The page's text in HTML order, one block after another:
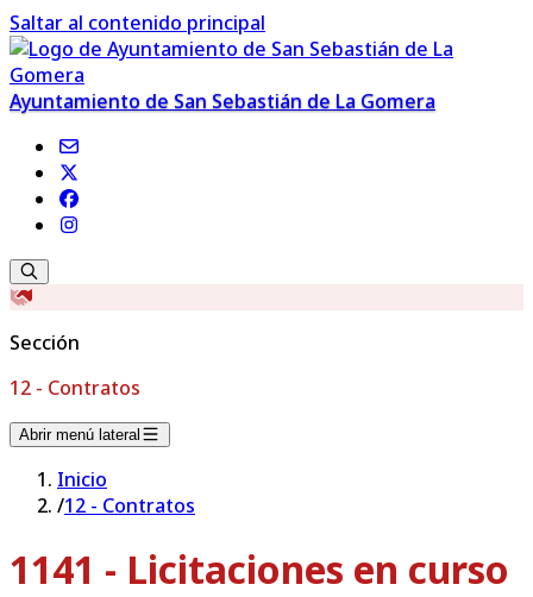
Saltar al contenido principal
Ayuntamiento de San Sebastián de La Gomera
Sección
12 - Contratos
Abrir menú lateral
Inicio
/12 - Contratos
1141 - Licitaciones en curso